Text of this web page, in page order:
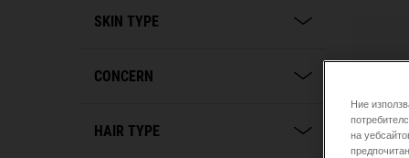
SKIN TYPE
CONCERN
HAIR TYPE
Ние
на